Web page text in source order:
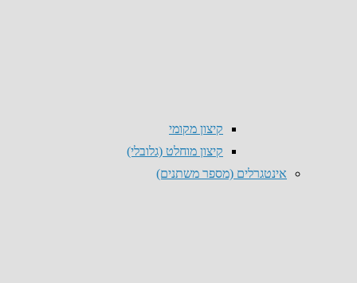
קיצון מקומי
קיצון מוחלט (גלובלי)
אינטגרלים (מספר משתנים)